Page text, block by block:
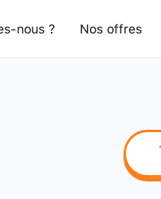
nous ? Nos offres